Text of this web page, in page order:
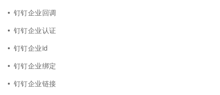
钉钉企业回调
钉钉企业认证
钉钉企业id
钉钉企业绑定
钉钉企业链接